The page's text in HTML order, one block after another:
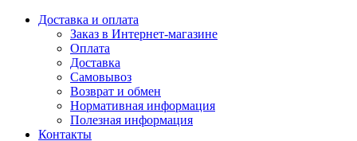
Доставка и оплата
Заказ в Интернет-магазине
Оплата
Доставка
Самовывоз
Возврат и обмен
Нормативная информация
Полезная информация
Контакты